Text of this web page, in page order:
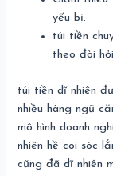
yếu bị.
túi tiền
theo đòi
túi tiền dĩ nhiên
nhiều hàng ngũ
mô hình doanh
nhiên hề coi sóc
cũng đã dĩ nhiên